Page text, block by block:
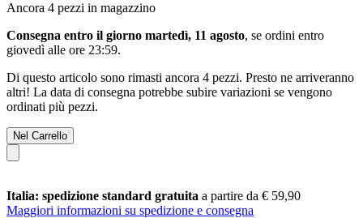
Ancora 4 pezzi in magazzino
Consegna entro il giorno martedì, 11 agosto, se ordini entro
giovedì alle ore 23:59.
Di questo articolo sono rimasti ancora 4 pezzi. Presto ne arriveranno
altri! La data di consegna potrebbe subire variazioni se vengono
ordinati più pezzi.
Nel Carrello
Italia: spedizione standard gratuita a partire da € 59,90
Maggiori informazioni su spedizione e consegna